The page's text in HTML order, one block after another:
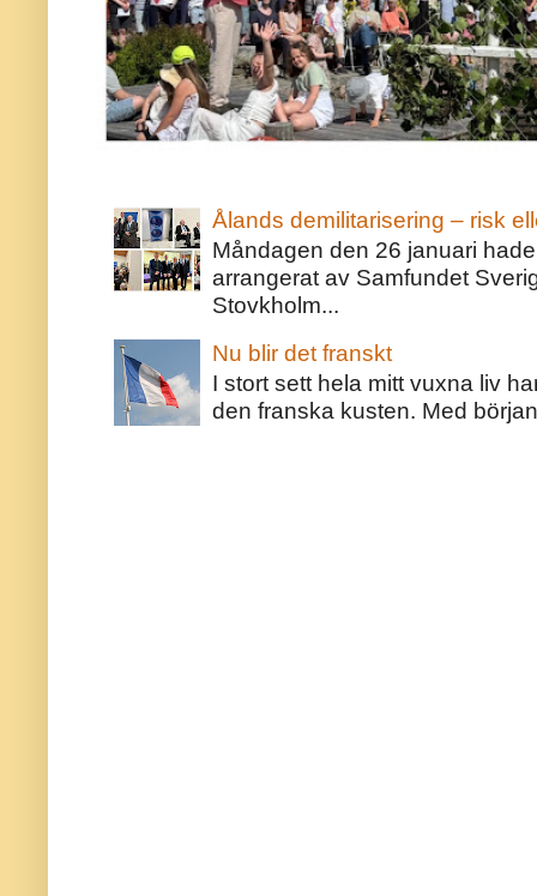
Ålands demilitarisering – risk
Måndagen den 26 januari
arrangerat av Samfundet
Stovkholm...
Nu blir det franskt
I stort sett hela mitt vuxna liv
den franska kusten. Med